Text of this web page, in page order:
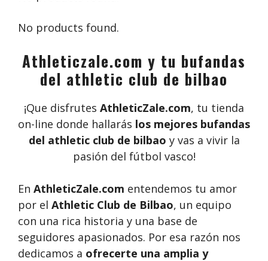
No products found.
Athleticzale.com y tu bufandas
del athletic club de bilbao
¡Que disfrutes AthleticZale.com, tu tienda
on-line donde hallarás los mejores bufandas
del athletic club de bilbao y vas a vivir la
pasión del fútbol vasco!
En AthleticZale.com entendemos tu amor
por el Athletic Club de Bilbao, un equipo
con una rica historia y una base de
seguidores apasionados. Por esa razón nos
dedicamos a ofrecerte una amplia y